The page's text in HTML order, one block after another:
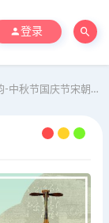
登录
庆节宋朝市集古风国风民俗非遗市集